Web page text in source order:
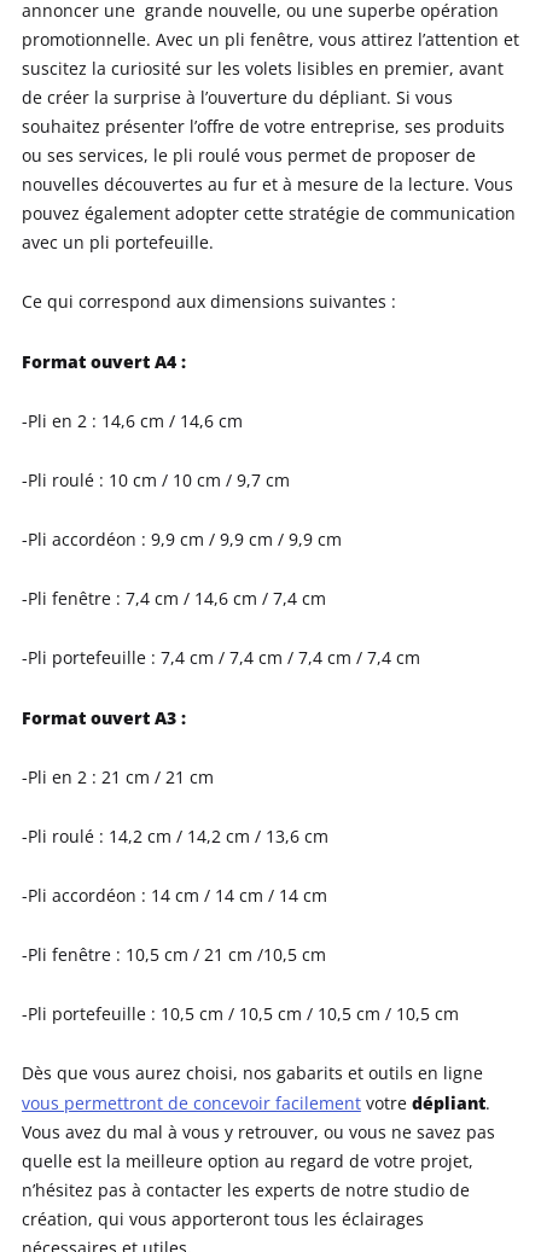
annoncer une grande nouvelle, ou une superbe opération
promotionnelle. Avec un pli fenêtre, vous attirez l’attention et
suscitez la curiosité sur les volets lisibles en premier, avant
de créer la surprise à l’ouverture du dépliant. Si vous
souhaitez présenter l’offre de votre entreprise, ses produits
ou ses services, le pli roulé vous permet de proposer de
nouvelles découvertes au fur et à mesure de la lecture. Vous
pouvez également adopter cette stratégie de communication
avec un pli portefeuille.
Ce qui correspond aux dimensions suivantes :
Format ouvert A4 :
-Pli en 2 : 14,6 cm / 14,6 cm
-Pli roulé : 10 cm / 10 cm / 9,7 cm
-Pli accordéon : 9,9 cm / 9,9 cm / 9,9 cm
-Pli fenêtre : 7,4 cm / 14,6 cm / 7,4 cm
-Pli portefeuille : 7,4 cm / 7,4 cm / 7,4 cm / 7,4 cm
Format ouvert A3 :
-Pli en 2 : 21 cm / 21 cm
-Pli roulé : 14,2 cm / 14,2 cm / 13,6 cm
-Pli accordéon : 14 cm / 14 cm / 14 cm
-Pli fenêtre : 10,5 cm / 21 cm /10,5 cm
-Pli portefeuille : 10,5 cm / 10,5 cm / 10,5 cm / 10,5 cm
Dès que vous aurez choisi, nos gabarits et outils en ligne
vous permettront de concevoir facilementvotre dépliant.
Vous avez du mal à vous y retrouver, ou vous ne savez pas
quelle est la meilleure option au regard de votre projet,
n’hésitez pas à contacter les experts de notre studio de
création, qui vous apporteront tous les éclairages